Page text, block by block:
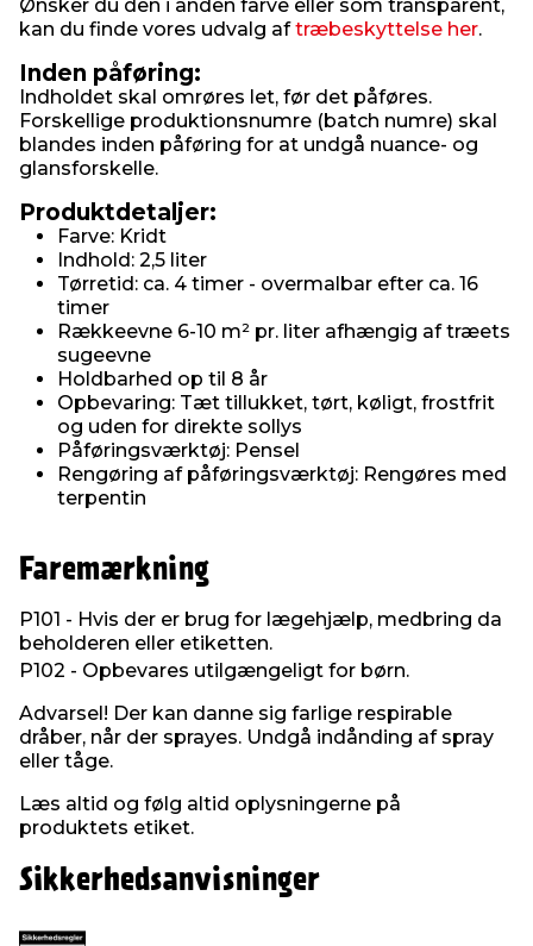
Ønsker du den i anden farve eller som transparent,
kan du finde vores udvalg aftræbeskyttelse her.
Inden påføring:
Indholdet skal omrøres let, før det påføres.
Forskellige produktionsnumre (batch numre) skal
blandes inden påføring for at undgå nuance- og
glansforskelle.
Produktdetaljer:
Farve: Kridt
Indhold: 2,5 liter
Tørretid: ca. 4 timer - overmalbar efter ca. 16
timer
Rækkeevne 6-10 m² pr. liter afhængig af træets
sugeevne
Holdbarhed op til 8 år
Opbevaring: Tæt tillukket, tørt, køligt, frostfrit
og uden for direkte sollys
Påføringsværktøj: Pensel
Rengøring af påføringsværktøj: Rengøres med
terpentin
Faremærkning
P101 - Hvis der er brug for lægehjælp, medbring da
beholderen eller etiketten.
P102 - Opbevares utilgængeligt for børn.
Advarsel! Der kan danne sig farlige respirable
dråber, når der sprayes. Undgå indånding af spray
eller tåge.
Læs altid og følg altid oplysningerne på
produktets etiket.
Sikkerhedsanvisninger